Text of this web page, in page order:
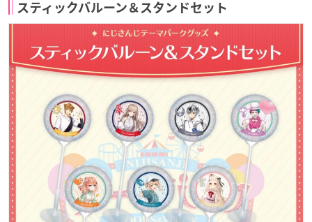
スティックバルーン＆スタンドセット